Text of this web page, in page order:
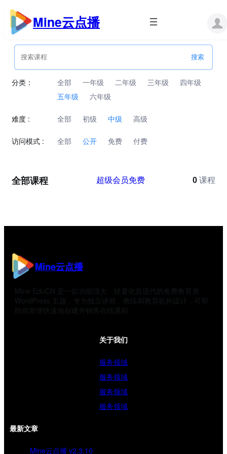
跳
内
Mine云点播
分类： 全部 一年级 二年级 三年级
四年级
五年级
六年级
难度 : 全部 初级 中级 高级
访问模式 : 全部 公开 免费 付费
全部课程 超级会员免费 0 课程
Mine云点播
Mine EduCN 是一款功能强大、轻量化且现代的免费教育类
WordPress 主题，专为独立讲师、教练和教育机构设计，可帮
助你简便快速地创建并销售在线课程
关于我们
服务领域
服务领域
服务领域
服务领域
最新文章
Mine云点播 v2.3.10